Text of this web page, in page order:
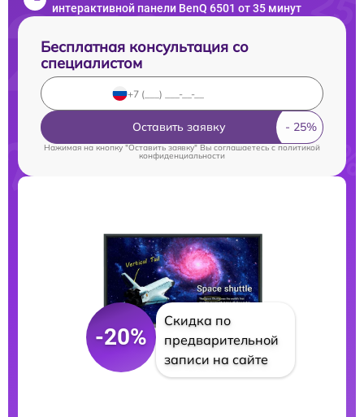
интерактивной панели BenQ 6501 от 35 минут
Бесплатная консультация со
специалистом
Оставить заявку
Нажимая на кнопку "Оставить заявку" Вы соглашаетесь cполитикой
конфиденциальности
-20%
Скидка по
предварительной
записи на сайте